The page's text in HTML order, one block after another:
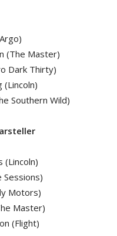
(The Master)
Dark Thirty)
(Lincoln)
Southern Wild)
(Lincoln)
Sessions)
Motors)
Master)
(Flight)